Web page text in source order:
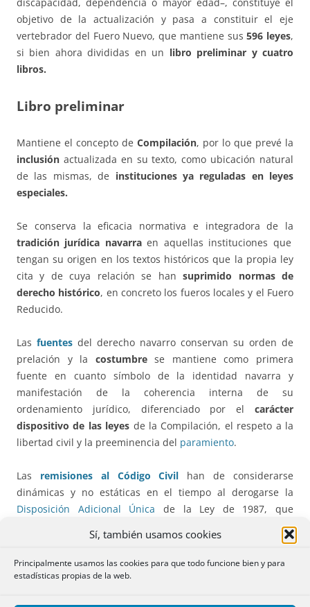
Sí, también usamos cookies
Principalmente usamos las cookies para que todo funcione bien y para
estadísticas propias de la web.
objetivo de la actualización y pasa a constituir el eje
vertebrador del Fuero Nuevo, que mantiene sus 596 leyes,
si bien ahora divididas en un libro preliminar y cuatro
libros.
Libro preliminar
Mantiene el concepto de Compilación, por lo que prevé la
inclusión actualizada en su texto, como ubicación natural
de las mismas, de instituciones ya reguladas en leyes
especiales.
Se conserva la eficacia normativa e integradora de la
tradición jurídica navarraen aquellas instituciones que
tengan su origen en los textos históricos que la propia ley
cita y de cuya relación se hansuprimido normas de
derecho histórico, en concreto los fueros locales y el Fuero
Reducido.
Las fuentes del derecho navarro conservan su orden de
prelación y la costumbrese mantiene como primera
fuente en cuanto símbolo de la identidad navarra y
manifestación de la coherencia interna de su
ordenamiento jurídico, diferenciado por el carácter
dispositivo de las leyes de la Compilación, el respeto a la
libertad civil y la preeminencia del paramiento.
Las remisiones al Código Civil han de considerarse
dinámicas y no estáticas en el tiempo al derogarse la
Disposición Adicional Única de la Ley de 1987, que
estipulaba que “las remisiones que esta Compilación hace
al articulado del Código Civil se entenderán efectuadas a la
redacción que el mismo tienen en el momento de entrada
en vigor de esta Ley Foral”. También desaparece la